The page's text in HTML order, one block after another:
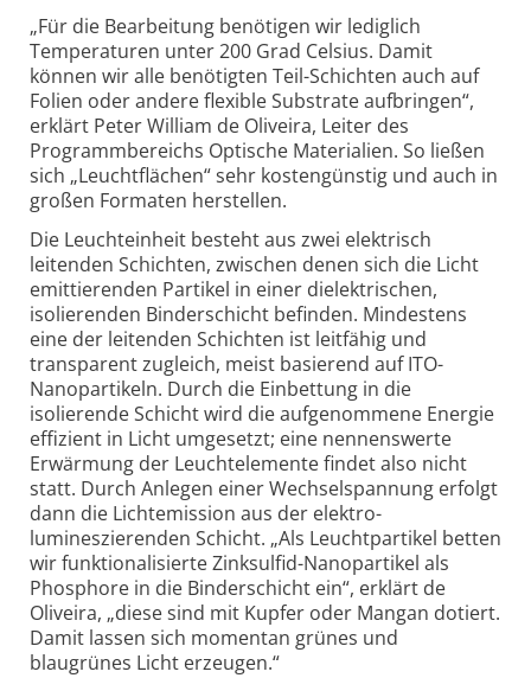
„Für die Bearbeitung benötigen wir lediglich
Temperaturen unter 200 Grad Celsius. Damit
können wir alle benötigten Teil-Schichten auch auf
Folien oder andere flexible Substrate aufbringen“,
erklärt Peter William de Oliveira, Leiter des
Programm­bereichs Optische Materialien. So ließen
sich „Leuchtflächen“ sehr kostengünstig und auch in
großen Formaten herstellen.
Die Leuchteinheit besteht aus zwei elektrisch
leitenden Schichten, zwischen denen sich die Licht
emittierenden Partikel in einer dielektrischen,
isolierenden Binderschicht befinden. Mindestens
eine der leitenden Schichten ist leitfähig und
transparent zugleich, meist basierend auf ITO-
Nanopartikeln. Durch die Einbettung in die
isolierende Schicht wird die aufgenommene Energie
effizient in Licht umgesetzt; eine nennenswerte
Erwärmung der Leucht­elemente findet also nicht
statt. Durch Anlegen einer Wechselspannung erfolgt
dann die Lichtemission aus der elektro­
lumineszierenden Schicht. „Als Leuchtpartikel betten
wir funktionalisierte Zinksulfid-Nanopartikel als
Phosphore in die Binder­schicht ein“, erklärt de
Oliveira, „diese sind mit Kupfer oder Mangan dotiert.
Damit lassen sich momentan grünes und
blaugrünes Licht erzeugen.“